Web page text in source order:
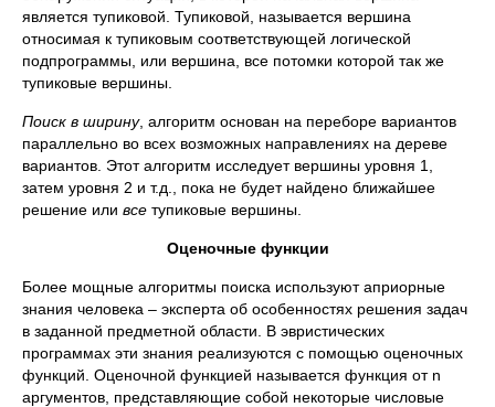
является тупиковой. Тупиковой, называется вершина
относимая к тупиковым соответствующей логической
подпрограммы, или вершина, все потомки которой так же
тупиковые вершины.
Поиск в ширину, алгоритм основан на переборе вариантов
параллельно во всех возможных направлениях на дереве
вариантов. Этот алгоритм исследует вершины уровня 1,
затем уровня 2 и т.д., пока не будет найдено ближайшее
решение или все тупиковые вершины.
Оценочные функции
Более мощные алгоритмы поиска используют априорные
знания человека – эксперта об особенностях решения задач
в заданной предметной области. В эвристических
программах эти знания реализуются с помощью оценочных
функций. Оценочной функцией называется функция от n
аргументов, представляющие собой некоторые числовые